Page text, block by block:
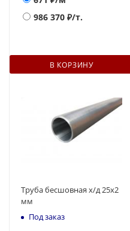
986 370 ₽/т.
В КОРЗИНУ
Труба бесшовная х/д 25х2
мм
Под заказ